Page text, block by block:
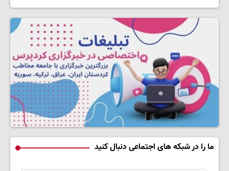
ما را در شبکه های اجتماعی دنبال کنید